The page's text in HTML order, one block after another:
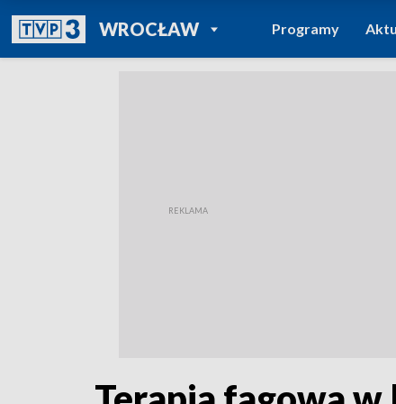
WROCŁAWPOWRÓT DO
TVP REGIONY
Programy